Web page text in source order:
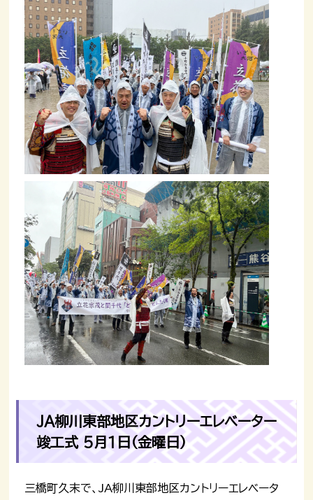
JA柳川東部地区カントリーエレベーター
竣工式 5月1日（金曜日）
三橋町久末で、JA柳川東部地区カントリーエレベータ